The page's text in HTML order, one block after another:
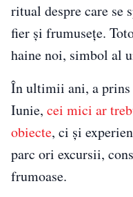
ritual despre care se
fier și frumusețe.
haine noi, simbol al
În ultimii ani, a prins
Iunie, cei mici ar
obiecte, ci și
parc ori excursii,
frumoase.